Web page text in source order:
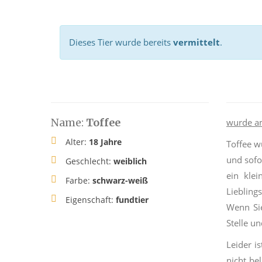
Dieses Tier wurde bereits vermittelt.
Name: Toffee
Alter: 18 Jahre
Geschlecht: weiblich
Farbe: schwarz-weiß
Eigenschaft: fundtier
wurde
Toffee
und
ein
Wenn
Stelle
Leider